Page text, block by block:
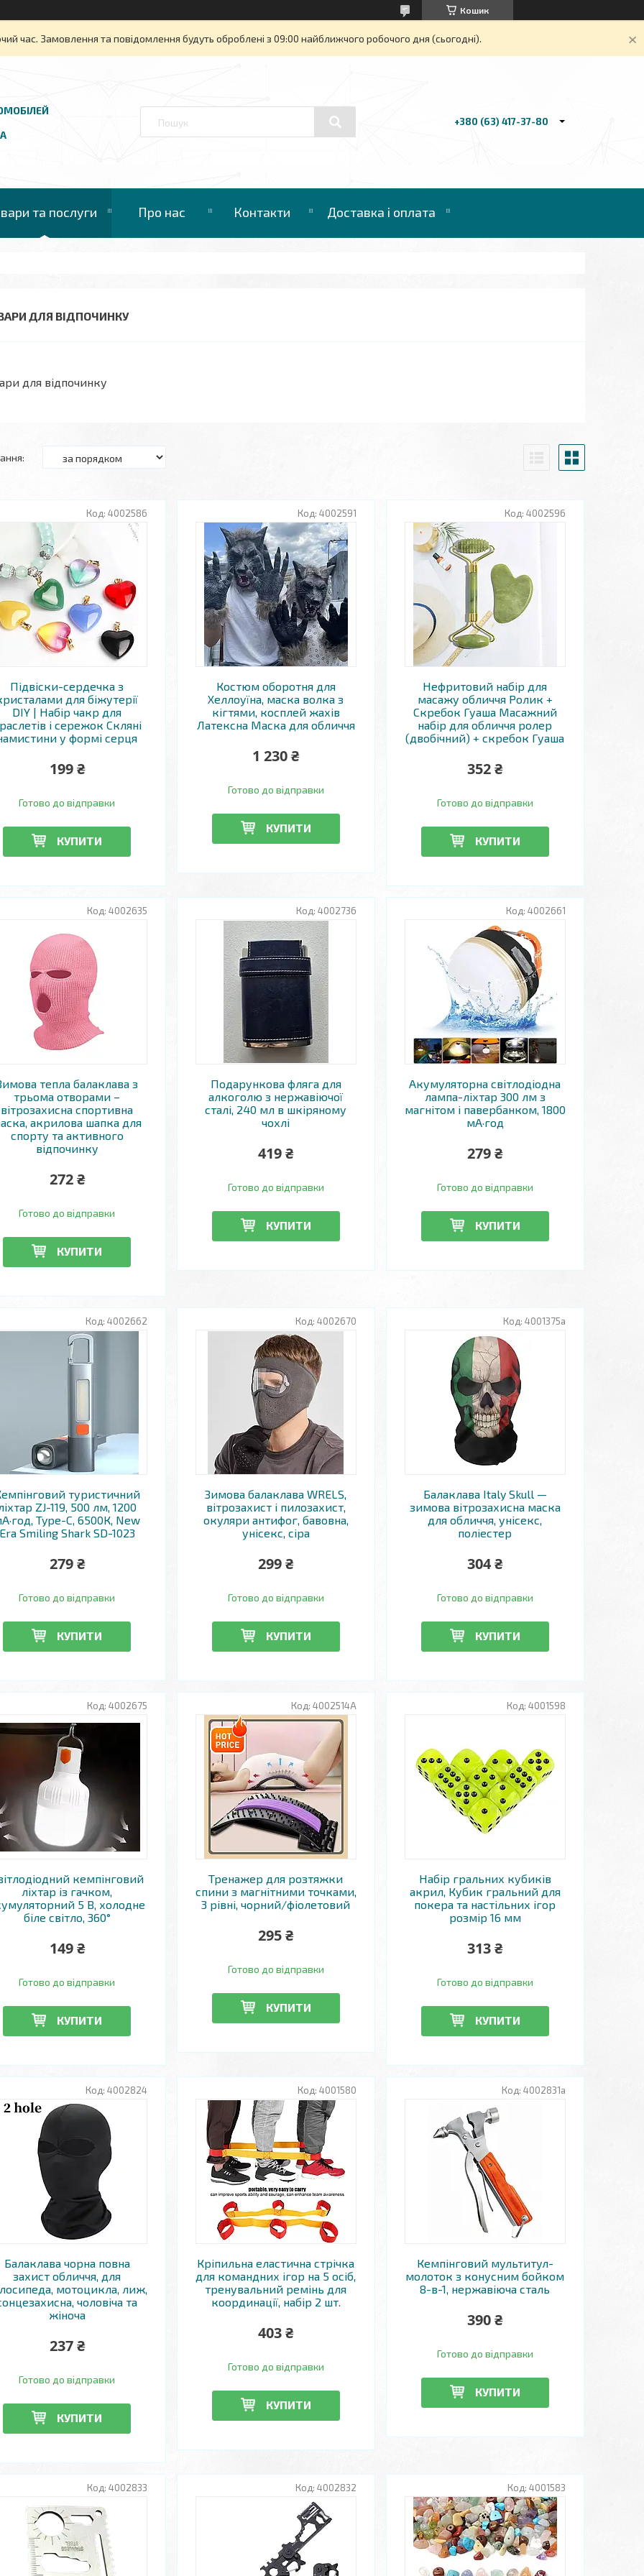
Кошик
час. Замовлення та повідомлення будуть оброблені з 09:00 найближчого робочого дня (сьогодні).
+380 (63) 417-37-80
та послуги Про нас Контакти Доставка і оплата
ДЛЯ ВІДПОЧИНКУ
для відпочинку
4002586
Підвіски-сердечка з
для біжутерії
DIY | Набір чакр для
і сережок Скляні
у формі серця
199 ₴
Готово до відправки
КУПИТИ
4002591
Костюм оборотня для
Хеллоуїна, маска волка з
кігтями, косплей жахів
Латексна Маска для обличчя
1 230 ₴
Готово до відправки
КУПИТИ
4002596
Нефритовий набір для
масажу обличчя Ролик +
Скребок Гуаша Масажний
набір для обличчя ролер
(двобічний) + скребок Гуаша
352 ₴
Готово до відправки
КУПИТИ
4002635
тепла балаклава з
трьома отворами –
вітрозахисна спортивна
акрилова шапка для
спорту та активного
відпочинку
272 ₴
Готово до відправки
КУПИТИ
4002736
Подарункова фляга для
алкоголю з нержавіючої
сталі, 240 мл в шкіряному
чохлі
419 ₴
Готово до відправки
КУПИТИ
4002661
Акумуляторна світлодіодна
лампа-ліхтар 300 лм з
магнітом і павербанком, 1800
мА·год
279 ₴
Готово до відправки
КУПИТИ
4002662
туристичний
ZJ-119, 500 лм, 1200
Type-C, 6500К, New
Smiling Shark SD-1023
279 ₴
Готово до відправки
КУПИТИ
4002670
Зимова балаклава WRELS,
вітрозахист і пилозахист,
окуляри антифог, бавовна,
унісекс, сіра
299 ₴
Готово до відправки
КУПИТИ
4001375а
Балаклава Italy Skull —
зимова вітрозахисна маска
для обличчя, унісекс,
поліестер
304 ₴
Готово до відправки
КУПИТИ
4002675
кемпінговий
ліхтар із гачком,
5 В, холодне
біле світло, 360°
149 ₴
Готово до відправки
КУПИТИ
4002514A
Тренажер для розтяжки
спини з магнітними точками,
3 рівні, чорний/фіолетовий
295 ₴
Готово до відправки
КУПИТИ
4001598
Набір гральних кубиків
акрил, Кубик гральний для
покера та настільних ігор
розмір 16 мм
313 ₴
Готово до відправки
КУПИТИ
4002824
Балаклава чорна повна
захист обличчя, для
мотоцикла, лиж,
чоловіча та
жіноча
237 ₴
Готово до відправки
КУПИТИ
4001580
Кріпильна еластична стрічка
для командних ігор на 5 осіб,
тренувальний ремінь для
координації, набір 2 шт.
403 ₴
Готово до відправки
КУПИТИ
4002831a
Кемпінговий мультитул-
молоток з конусним бойком
8-в-1, нержавіюча сталь
390 ₴
Готово до відправки
КУПИТИ
4002833 4002832 4001583